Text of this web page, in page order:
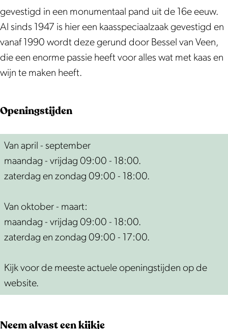
s
p
e
c
i
l
z
a
a
k
a
s
s
p
e
a
a
l
z
a
k
p
e
c
i
a
z
a
a
k
a
a
s
s
p
i
a
a
l
z
a
k
g
W
i
j
n
a
s
s
p
c
i
a
l
z
a
i
g
W
i
j
K
a
s
s
e
c
i
a
z
gevestigd in een monumentaal pand uit de 16e eeuw.
Al sinds 1947 is hier een kaasspeciaalzaak gevestigd en
vanaf 1990 wordt deze gerund door Bessel van Veen,
die een enorme passie heeft voor alles wat met kaas en
wijn te maken heeft.
Openingstijden
Van april - september
maandag - vrijdag 09:00 - 18:00.
zaterdag en zondag 09:00 - 18:00.
Van oktober - maart:
maandag - vrijdag 09:00 - 18:00.
zaterdag en zondag 09:00 - 17:00.
Kijk voor de meeste actuele openingstijden op de
website.
Neem alvast een kijkje